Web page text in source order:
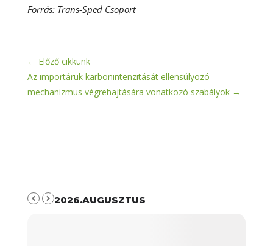
Forrás: Trans-Sped Csoport
← Előző cikkünk
Az importáruk karbonintenzitását ellensúlyozó
mechanizmus végrehajtására vonatkozó szabályok→
2026.AUGUSZTUS